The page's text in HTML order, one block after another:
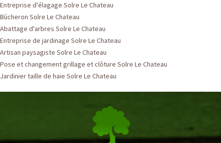
Entreprise d'élagage Solre Le Chateau
Bûcheron Solre Le Chateau
Abattage d'arbres Solre Le Chateau
Entreprise de jardinage Solre Le Chateau
Artisan paysagiste Solre Le Chateau
Pose et changement grillage et clôture Solre Le Chateau
Jardinier taille de haie Solre Le Chateau